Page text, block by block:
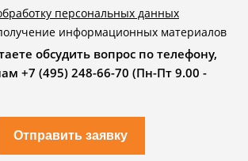
персональных данных
информационных материалов
обсудить вопрос по телефону,
+7 (495) 248-66-70 (Пн-Пт 9.00 -
Отправить заявку